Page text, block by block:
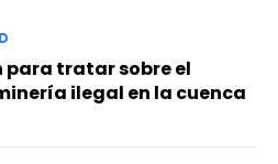
para tratar sobre el
ilegal en la cuenca